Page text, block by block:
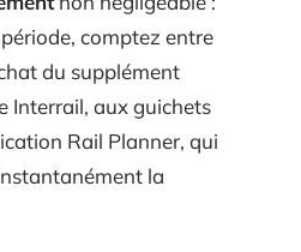
comptez entre
du supplément
Interrail, aux guichets
Rail Planner, qui
la